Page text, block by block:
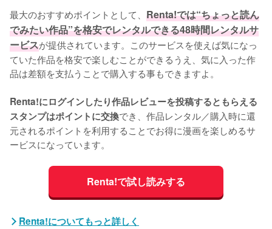
最大のおすすめポイントとして、 Renta!では“ちょっと読ん
でみたい作品”を格安でレンタルできる48時間レンタルサ
ービスが提供されています。このサービスを使えば気になっ
ていた作品を格安で楽しむことができるうえ、気に入った作
品は差額を支払うことで購入する事もできますよ。
Renta!にログインしたり作品レビューを投稿するともらえる
スタンプはポイントに交換でき、作品レンタル／購入時に還
元されるポイントを利用することでお得に漫画を楽しめるサ
ービスになっています。
Renta!で試し読みする
Renta!についてもっと詳しく